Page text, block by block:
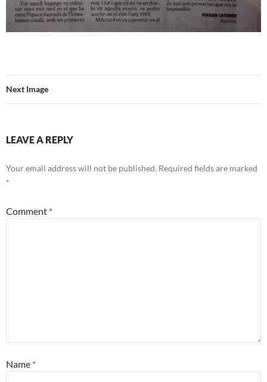
Next Image
LEAVE A REPLY
Your email address will not be published. Required fields are marked
*
Comment *
Name *